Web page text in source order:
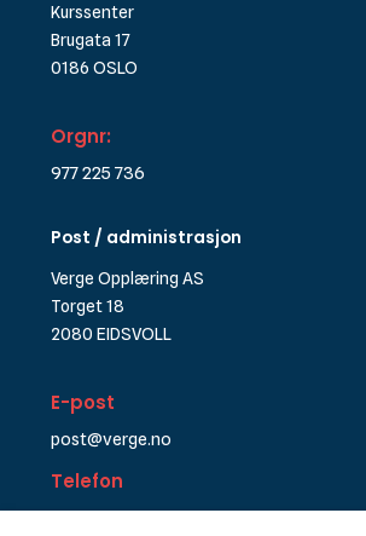
Kurssenter
Brugata 17
0186 OSLO
Orgnr:
977 225 736
Post / administrasjon
Verge Opplæring AS
Torget 18
2080 EIDSVOLL
E-post
post@verge.no
Telefon
+47 22 17 17 90